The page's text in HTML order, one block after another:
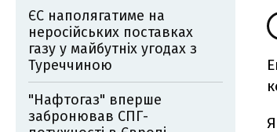
ЄС наполягатиме на
неросійських поставках
газу у майбутніх угодах з
Туреччиною
"Нафтогаз" вперше
забронював СПГ-